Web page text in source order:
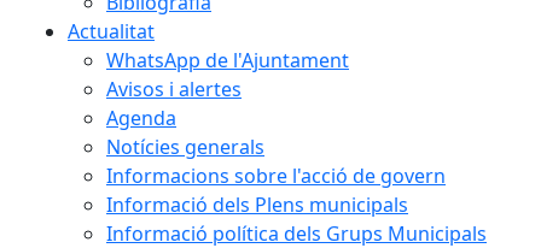
Actualitat
WhatsApp de l'Ajuntament
Avisos i alertes
Agenda
Notícies generals
Informacions sobre l'acció de govern
Informació dels Plens municipals
Informació política dels Grups Municipals